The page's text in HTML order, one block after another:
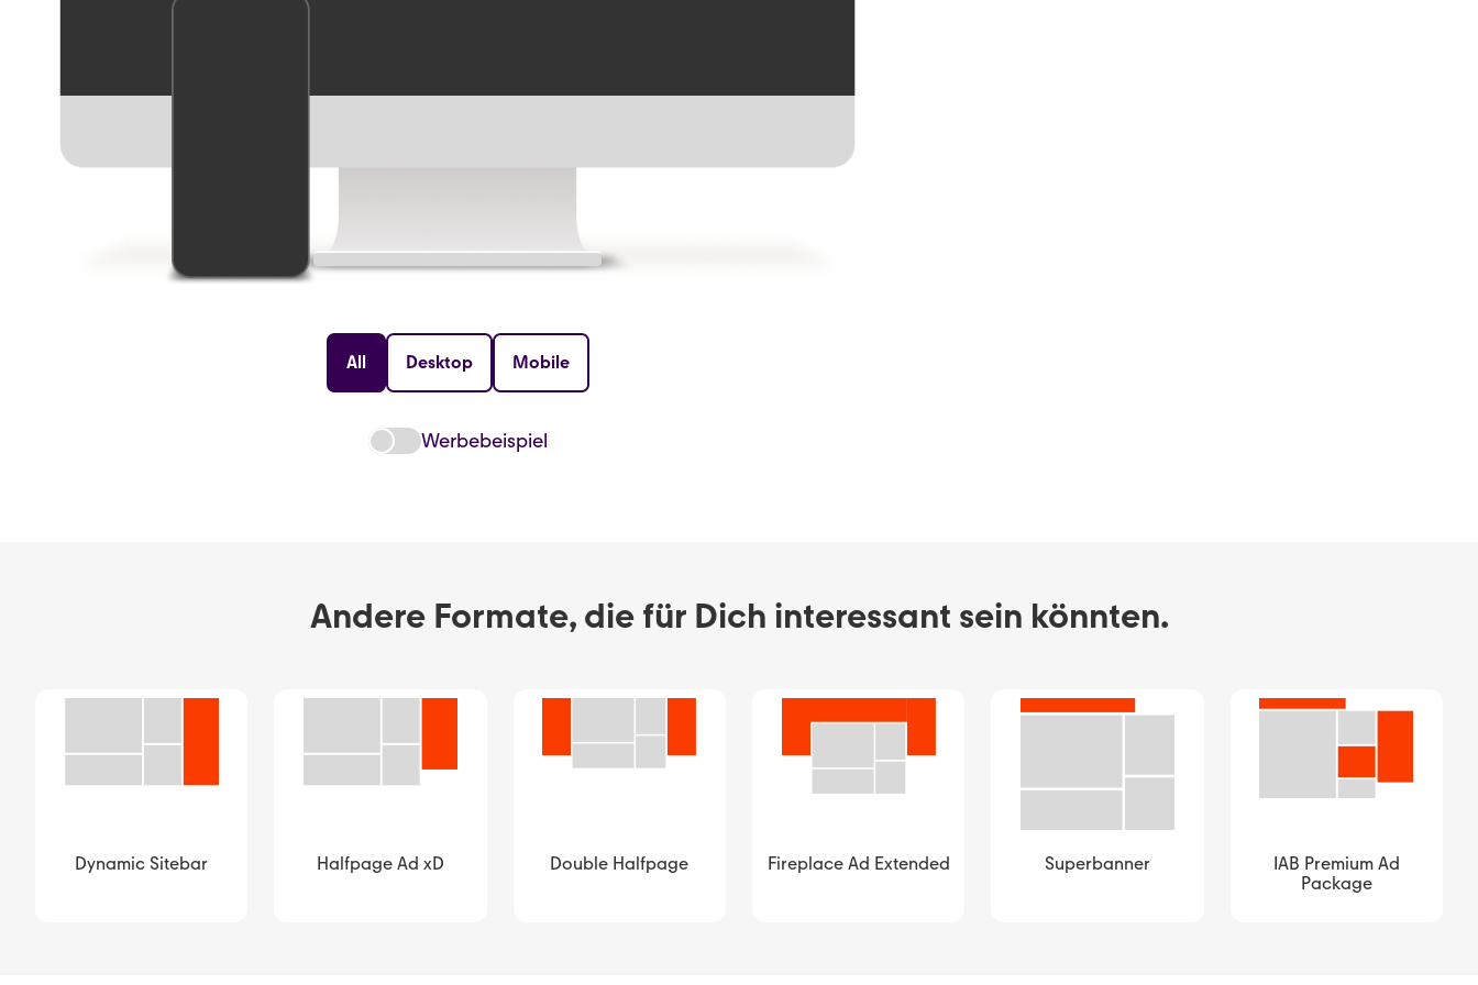
All Desktop Mobile
Werbebeispiel
Andere Formate, die für Dich interessant sein könnten.
Dynamic Sitebar Halfpage Ad xD Double Halfpage Fireplace Ad Extended Superbanner
IAB Premium Ad
Package